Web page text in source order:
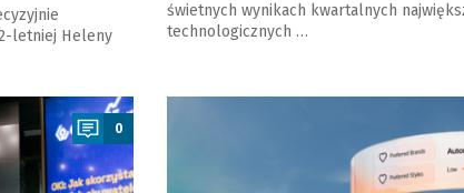
letniej Heleny
świetnych wynikach kwartalnych
technologicznych …
0
a